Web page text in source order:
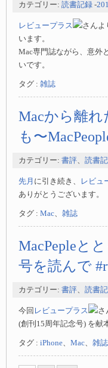
カテゴリー: 読書記録 -
レビュープラス
さんよ
います。
Mac専門誌ながら、意外
いです。
タグ : 雑誌
Macから離
も〜
カテゴリー: 書評、 読書
先月 に引き続き、 レビュ
ありがとうございます。
タグ : Mac、 雑誌
MacPepleと
号を読んで
カテゴリー: 書評、 読書
今回 レビュープラス さ
(創刊15周年記念号) を献
タグ : iPhone、 Mac、 雑誌